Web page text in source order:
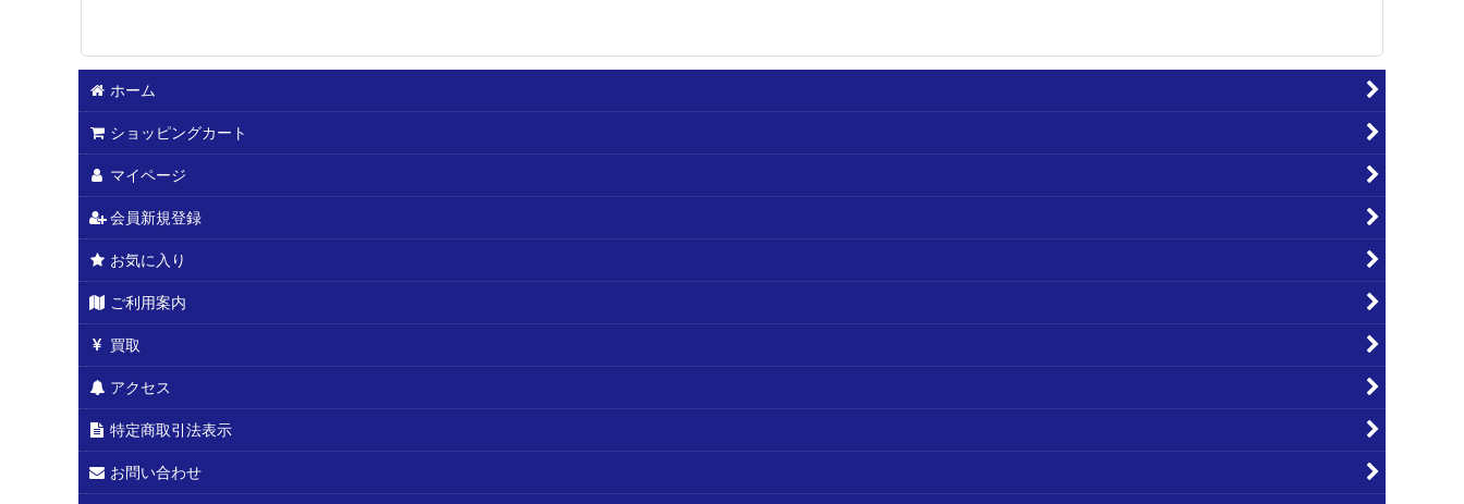
ホーム
ショッピングカート
マイページ
会員新規登録
お気に入り
ご利用案内
買取
アクセス
特定商取引法表示
お問い合わせ